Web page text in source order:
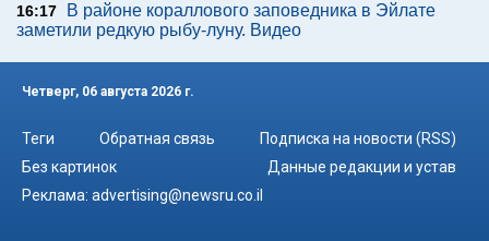
16:17
В районе кораллового заповедника в Эйлате
заметили редкую рыбу-луну. Видео
Четверг, 06 августа 2026 г.
Теги Обратная связь
Подписка на новости (RSS)
Без картинок
Данные редакции и устав
Реклама: advertising@newsru.co.il